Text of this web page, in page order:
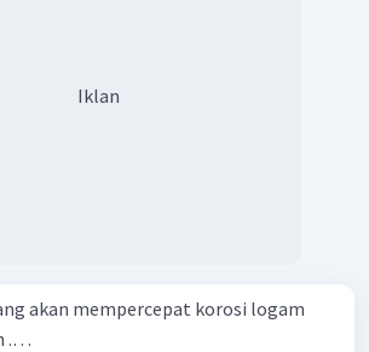
Iklan
akan mempercepat korosi logam
.…